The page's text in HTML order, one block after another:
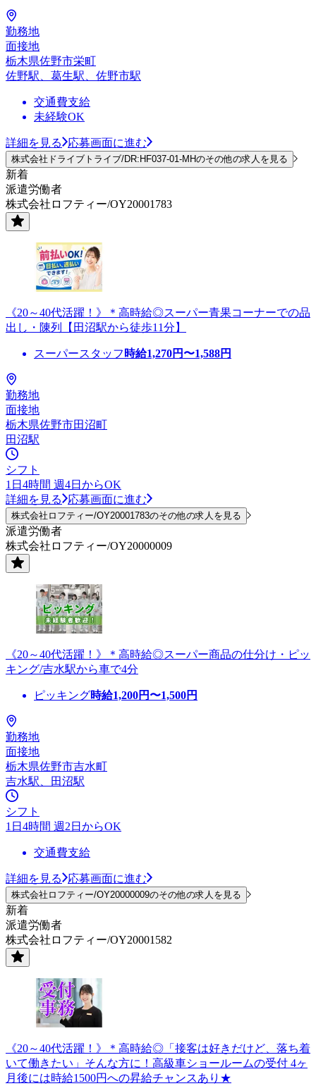
勤務地
面接地
栃木県佐野市栄町
佐野駅、葛生駅、佐野市駅
交通費支給
未経験OK
詳細を見る 応募画面に進む
株式会社ドライブトライブ/DR:HF037-01-MHのその他の求人を見る
新着
派遣労働者
株式会社ロフティー/OY20001783
《20～40代活躍！》＊高時給◎スーパー青果コーナーでの品
出し・陳列【田沼駅から徒歩11分】
スーパースタッフ 時給1,270円〜1,588円
勤務地
面接地
栃木県佐野市田沼町
田沼駅
シフト
1日4時間 週4日からOK
詳細を見る
応募画面に進む
株式会社ロフティー/OY20001783のその他の求人を見る
派遣労働者
株式会社ロフティー/OY20000009
《20～40代活躍！》＊高時給◎スーパー商品の仕分け・ピッ
キング/吉水駅から車で4分
ピッキング時給1,200円〜1,500円
勤務地
面接地
栃木県佐野市吉水町
吉水駅、田沼駅
シフト
1日4時間 週2日からOK
交通費支給
詳細を見る 応募画面に進む
株式会社ロフティー/OY20000009のその他の求人を見る
新着
派遣労働者
株式会社ロフティー/OY20001582
《20～40代活躍！》＊高時給◎「接客は好きだけど、落ち着
いて働きたい」そんな方に！高級車ショールームの受付 4ヶ
月後には時給1500円への昇給チャンスあり★